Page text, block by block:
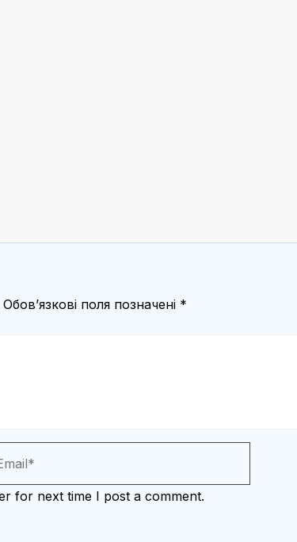
Обов’язкові поля позначені *
for next time I post a comment.